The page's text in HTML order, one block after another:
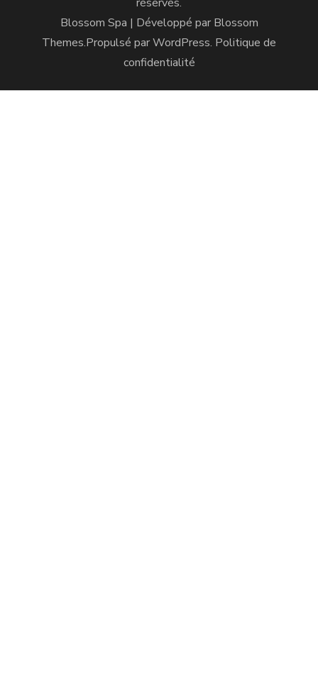
Blossom Spa | Développé par Blossom
Themes.Propulsé parWordPress. Politique de
confidentialité